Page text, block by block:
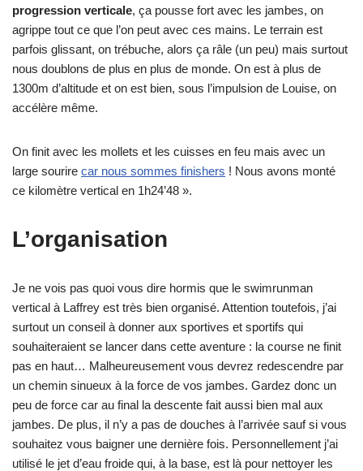
progression verticale, ça pousse fort avec les jambes, on
agrippe tout ce que l’on peut avec ces mains. Le terrain est
parfois glissant, on trébuche, alors ça râle (un peu) mais surtout
nous doublons de plus en plus de monde. On est à plus de
1300m d’altitude et on est bien, sous l’impulsion de Louise, on
accélère même.
On finit avec les mollets et les cuisses en feu mais avec un
large sourire car nous sommes finishers ! Nous avons monté
ce kilomètre vertical en 1h24’48 ».
L’organisation
Je ne vois pas quoi vous dire hormis que le swimrunman
vertical à Laffrey est très bien organisé. Attention toutefois, j’ai
surtout un conseil à donner aux sportives et sportifs qui
souhaiteraient se lancer dans cette aventure : la course ne finit
pas en haut… Malheureusement vous devrez redescendre par
un chemin sinueux à la force de vos jambes. Gardez donc un
peu de force car au final la descente fait aussi bien mal aux
jambes. De plus, il n’y a pas de douches à l’arrivée sauf si vous
souhaitez vous baigner une dernière fois. Personnellement j’ai
utilisé le jet d’eau froide qui, à la base, est là pour nettoyer les